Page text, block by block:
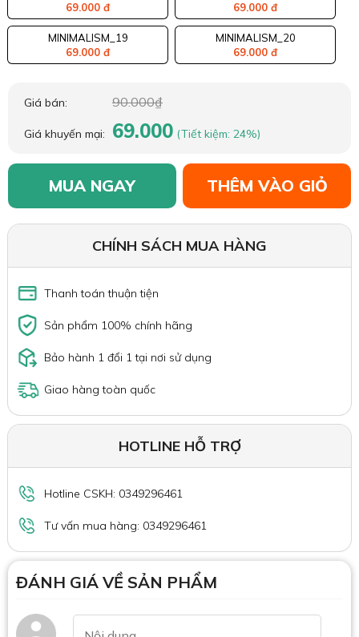
69.000 đ
69.000 đ
MINIMALISM_19
69.000 đ
MINIMALISM_20
69.000 đ
Giá bán: 90.000₫
Giá khuyến mại: 69.000 (Tiết kiệm: 24%)
MUA NGAY THÊM VÀO GIỎ
CHÍNH SÁCH MUA HÀNG
Thanh toán thuận tiện
Sản phẩm 100% chính hãng
Bảo hành 1 đổi 1 tại nơi sử dụng
Giao hàng toàn quốc
HOTLINE HỖ TRỢ
Hotline CSKH: 0349296461
Tư vấn mua hàng: 0349296461
ĐÁNH GIÁ VỀ SẢN PHẨM